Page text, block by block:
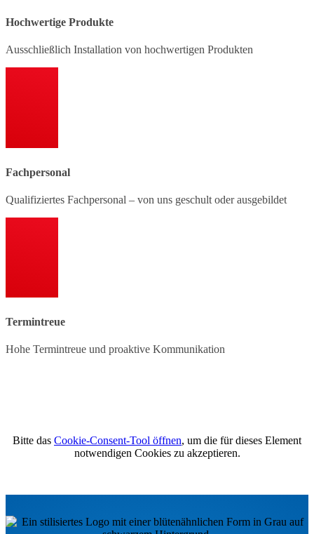
Hochwertige Produkte
Ausschließlich Installation von hochwertigen Produkten
Fachpersonal
Qualifiziertes Fachpersonal – von uns geschult oder ausgebildet
Termintreue
Hohe Termintreue und proaktive Kommunikation
Bitte das Cookie-Consent-Tool öffnen, um die für dieses Element
notwendigen Cookies zu akzeptieren.